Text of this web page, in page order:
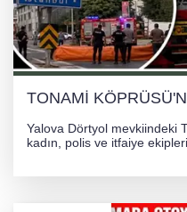
İHRACAT
KARŞILIĞI
TONAMİ
Yalova Dörtyol mevkiindeki
kadın, polis ve itfaiye